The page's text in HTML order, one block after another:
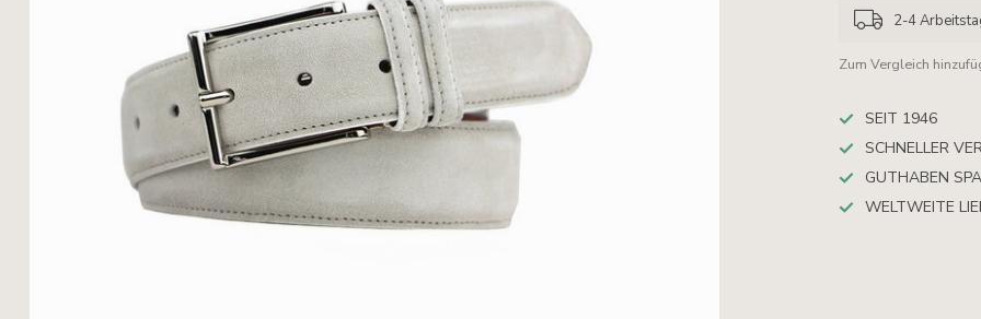
2-4
Zum Vergleich
SEIT 1946
SCHNELLER
GUTHABEN
WELTWEITE